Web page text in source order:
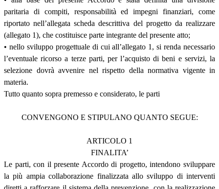
paritaria di compiti, responsabilità ed impegni finanziari, come
riportato nell’allegata scheda descrittiva del progetto da realizzare
(allegato 1), che costituisce parte integrante del presente atto;
• nello sviluppo progettuale di cui all’allegato 1, si renda necessario
l’eventuale ricorso a terze parti, per l’acquisto di beni e servizi, la
selezione dovrà avvenire nel rispetto della normativa vigente in
materia.
Tutto quanto sopra premesso e considerato, le parti
CONVENGONO E STIPULANO QUANTO SEGUE:
ARTICOLO 1
FINALITA’
Le parti, con il presente Accordo di progetto, intendono sviluppare
la più ampia collaborazione finalizzata allo sviluppo di interventi